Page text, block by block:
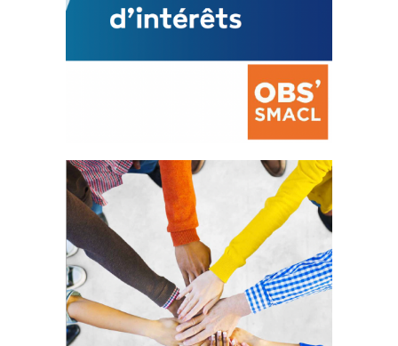
La prévention des conflits
d’intérêts
18 septembre 2023
FEUILLETER